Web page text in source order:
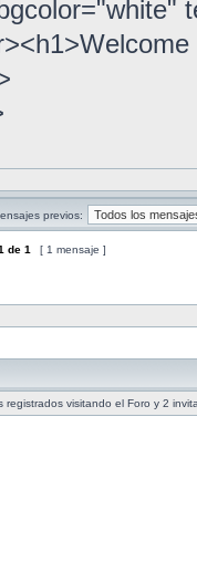
previos:
de 1 [ 1 mensaje ]
visitando el Foro y 2